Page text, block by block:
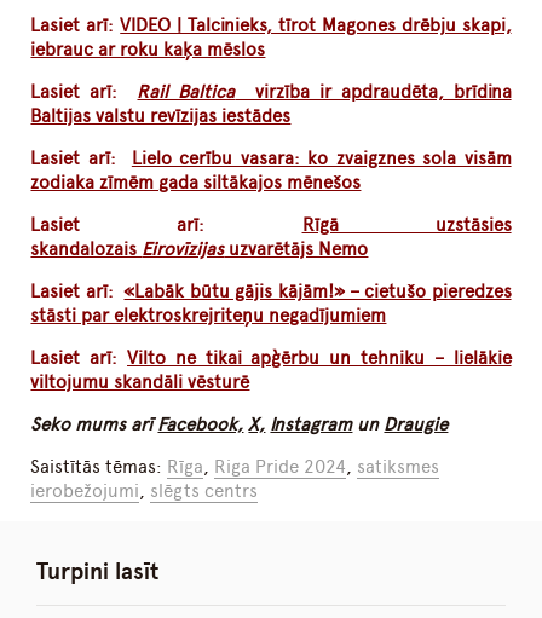
Lasiet arī:VIDEO | Talcinieks, tīrot Magones drēbju skapi,
iebrauc ar roku kaķa mēslos
Lasiet arī: Rail Balticavirzība ir apdraudēta, brīdina
Baltijas valstu revīzijas iestādes
Lasiet arī:
Lielo cerību vasara: ko zvaigznes sola visām
zodiaka zīmēm gada siltākajos mēnešos
Lasiet arī:
Rīgā uzstāsies
skandalozais Eirovīzijasuzvarētājs Nemo
Lasiet arī:«Labāk būtu gājis kājām!» – cietušo pieredzes
stāsti par elektroskrejriteņu negadījumiem
Lasiet arī:Vilto ne tikai apģērbu un tehniku – lielākie
viltojumu skandāli vēsturē
Seko mums arīFacebook, X, Instagramun Draugie
Saistītās tēmas: Rīga, Riga Pride 2024, satiksmes
ierobežojumi, slēgts centrs
Turpini lasīt